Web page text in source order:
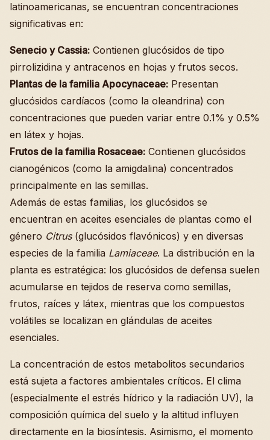
latinoamericanas, se encuentran concentraciones
significativas en:
Senecio y Cassia: Contienen glucósidos de tipo
pirrolizidina y antracenos en hojas y frutos secos.
Plantas de la familia Apocynaceae: Presentan
glucósidos cardíacos (como la oleandrina) con
concentraciones que pueden variar entre 0.1% y 0.5%
en látex y hojas.
Frutos de la familia Rosaceae: Contienen glucósidos
cianogénicos (como la amigdalina) concentrados
principalmente en las semillas.
Además de estas familias, los glucósidos se
encuentran en aceites esenciales de plantas como el
género Citrus(glucósidos flavónicos) y en diversas
especies de la familia Lamiaceae. La distribución en la
planta es estratégica: los glucósidos de defensa suelen
acumularse en tejidos de reserva como semillas,
frutos, raíces y látex, mientras que los compuestos
volátiles se localizan en glándulas de aceites
esenciales.
La concentración de estos metabolitos secundarios
está sujeta a factores ambientales críticos. El clima
(especialmente el estrés hídrico y la radiación UV), la
composición química del suelo y la altitud influyen
directamente en la biosíntesis. Asimismo, el momento